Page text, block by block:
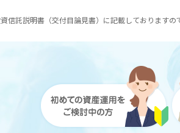
信託説明書（交付目論見書）に記載しておりますの